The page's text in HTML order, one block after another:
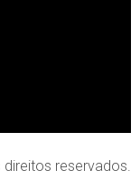
reservados.